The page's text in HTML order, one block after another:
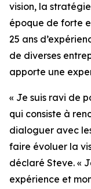
vision, la
époque de forte
25 ans
de diverses
apporte une
« Je suis ravi de
qui consiste à
dialoguer avec
faire évoluer la
déclaré Steve. «
expérience et